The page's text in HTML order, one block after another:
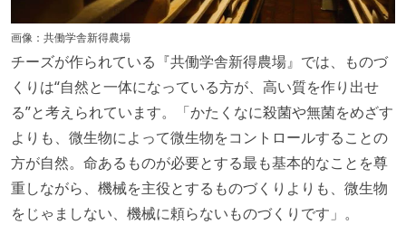
画像：共働学舎新得農場
チーズが作られている『共働学舎新得農場』では、ものづ
くりは“自然と一体になっている方が、高い質を作り出せ
る”と考えられています。「かたくなに殺菌や無菌をめざす
よりも、微生物によって微生物をコントロールすることの
方が自然。命あるものが必要とする最も基本的なことを尊
重しながら、機械を主役とするものづくりよりも、微生物
をじゃましない、機械に頼らないものづくりです」。